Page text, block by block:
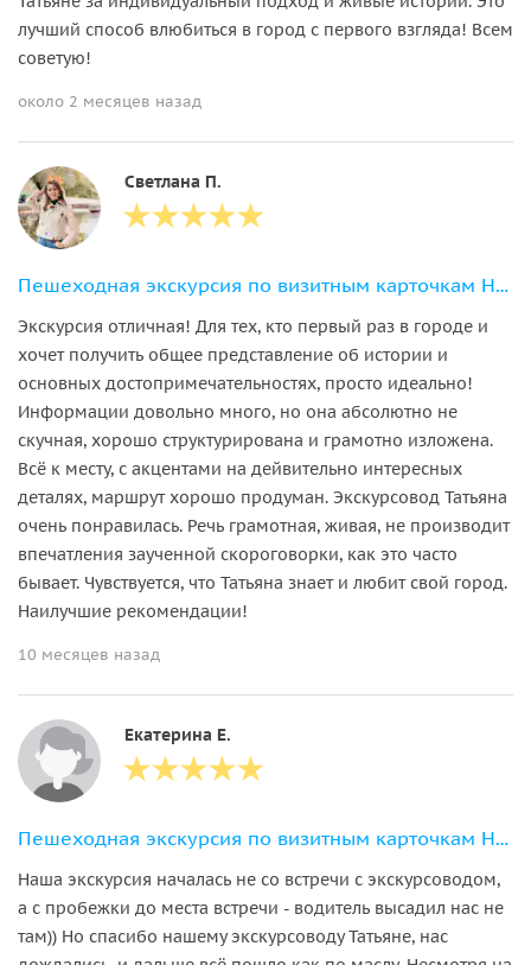
лучший способ влюбиться в город с первого взгляда! Всем
советую!
около 2 месяцев назад
Светлана П.
Пешеходная экскурсия по визитным карточкам Нижнего Новгорода
Экскурсия отличная! Для тех, кто первый раз в городе и
хочет получить общее представление об истории и
основных достопримечательностях, просто идеально!
Информации довольно много, но она абсолютно не
скучная, хорошо структурирована и грамотно изложена.
Всё к месту, с акцентами на дейвительно интересных
деталях, маршрут хорошо продуман. Экскурсовод Татьяна
очень понравилась. Речь грамотная, живая, не производит
впечатления заученной скороговорки, как это часто
бывает. Чувствуется, что Татьяна знает и любит свой город.
Наилучшие рекомендации!
10 месяцев назад
Екатерина Е.
Пешеходная экскурсия по визитным карточкам Нижнего Новгорода
Наша экскурсия началась не со встречи с экскурсоводом,
а с пробежки до места встречи - водитель высадил нас не
там)) Но спасибо нашему экскурсоводу Татьяне, нас